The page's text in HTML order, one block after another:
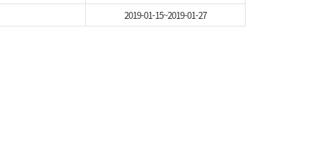
2019-01-15~2019-01-27